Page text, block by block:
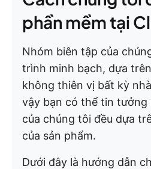
phần mềm tại
Nhóm biên tập của
trình minh bạch, dựa
không thiên vị bất kỳ
vậy bạn có thể tin tưởng
của chúng tôi đều dựa
của sản phẩm.
Dưới đây là hướng dẫn